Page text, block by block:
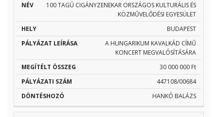
NÉV HELY
PÁLYÁZAT
MEGÍTÉLT
ÖSSZEG
PÁLYÁZATI
SZÁM
100 TAGÚ CIGÁNYZENEKAR ORSZÁGOS KULTURÁLIS ÉS
KÖZMŰVELŐDÉSI EGYESÜLET
BUDAPEST
A HUNGARIKUM KAVALKÁD CÍMŰ
KONCERT MEGVALÓSÍTÁSÁRA
30 000 000 Ft
447108/00684
HANKÓ BALÁZS